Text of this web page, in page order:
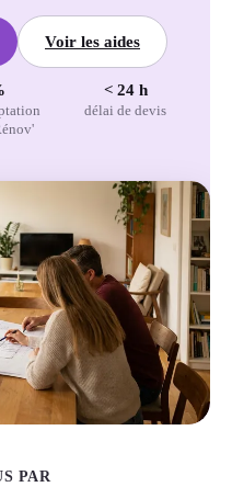
Voir les aides
< 24 h
délai de devis
PAR